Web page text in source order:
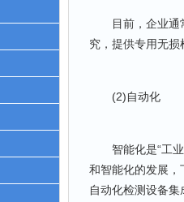
目前，企业通常
究，提供专用无损
(2)自动化
智能化是“工业
和智能化的发展，
自动化检测设备